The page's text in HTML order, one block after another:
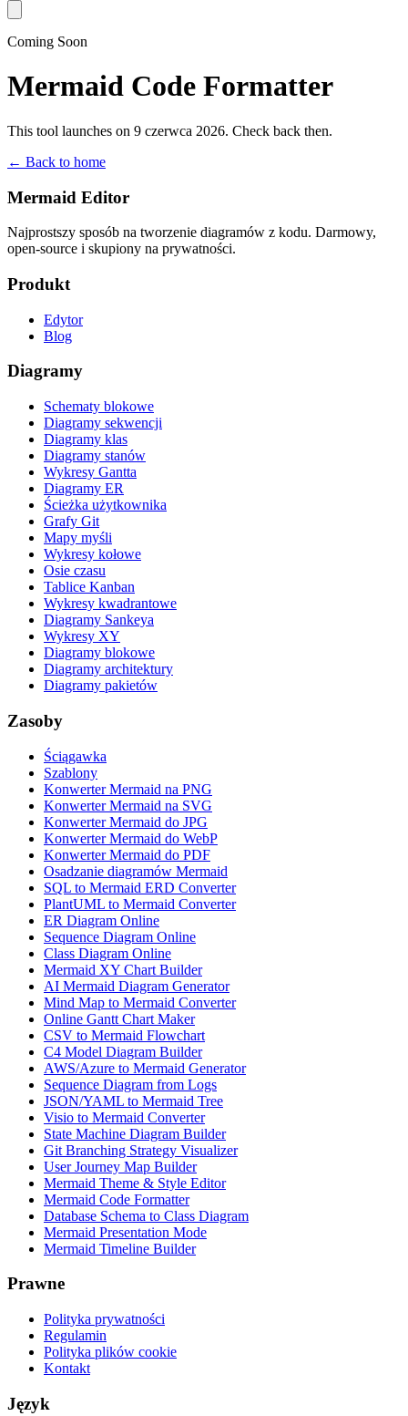
Coming Soon
Mermaid Code Formatter
This tool launches on 9 czerwca 2026. Check back then.
← Back to home
Mermaid Editor
Najprostszy sposób na tworzenie diagramów z kodu. Darmowy,
open-source i skupiony na prywatności.
Produkt
Edytor
Blog
Diagramy
Schematy blokowe
Diagramy sekwencji
Diagramy klas
Diagramy stanów
Wykresy Gantta
Diagramy ER
Ścieżka użytkownika
Grafy Git
Mapy myśli
Wykresy kołowe
Osie czasu
Tablice Kanban
Wykresy kwadrantowe
Diagramy Sankeya
Wykresy XY
Diagramy blokowe
Diagramy architektury
Diagramy pakietów
Zasoby
Ściągawka
Szablony
Konwerter Mermaid na PNG
Konwerter Mermaid na SVG
Konwerter Mermaid do JPG
Konwerter Mermaid do WebP
Konwerter Mermaid do PDF
Osadzanie diagramów Mermaid
SQL to Mermaid ERD Converter
PlantUML to Mermaid Converter
ER Diagram Online
Sequence Diagram Online
Class Diagram Online
Mermaid XY Chart Builder
AI Mermaid Diagram Generator
Mind Map to Mermaid Converter
Online Gantt Chart Maker
CSV to Mermaid Flowchart
C4 Model Diagram Builder
AWS/Azure to Mermaid Generator
Sequence Diagram from Logs
JSON/YAML to Mermaid Tree
Visio to Mermaid Converter
State Machine Diagram Builder
Git Branching Strategy Visualizer
User Journey Map Builder
Mermaid Theme & Style Editor
Mermaid Code Formatter
Database Schema to Class Diagram
Mermaid Presentation Mode
Mermaid Timeline Builder
Prawne
Polityka prywatności
Regulamin
Polityka plików cookie
Kontakt
Język